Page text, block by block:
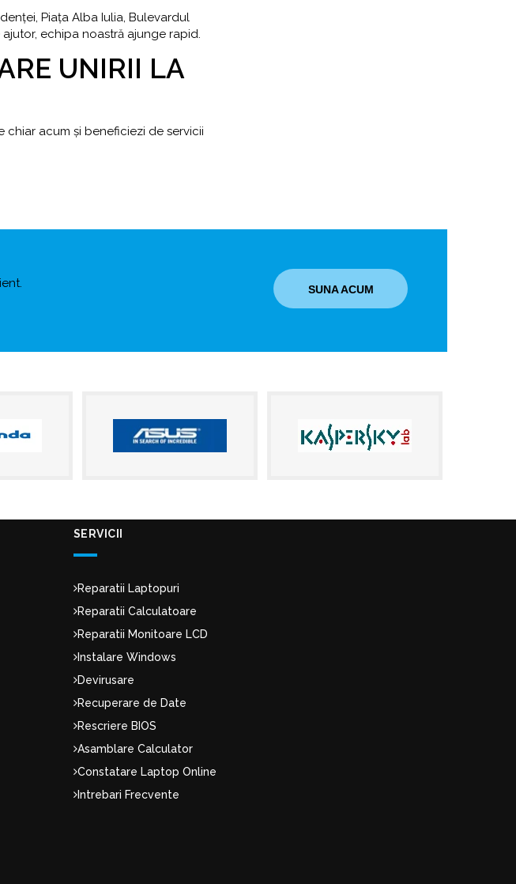
Piața Alba Iulia, Bulevardul
ajutor, echipa noastră ajunge rapid.
UNIRII LA
chiar acum și beneficiezi de servicii
SUNA ACUM
SERVICII
Reparatii Laptopuri
Reparatii Calculatoare
Reparatii Monitoare LCD
Instalare Windows
Devirusare
Recuperare de Date
Rescriere BIOS
Asamblare Calculator
Constatare Laptop Online
Intrebari Frecvente